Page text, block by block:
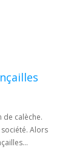
calèche.
Alors